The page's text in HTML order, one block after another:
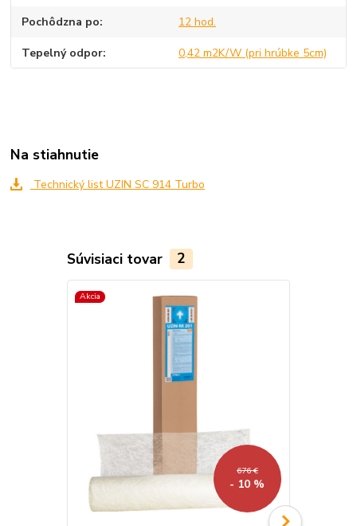
Pochôdzna po 12 hod.
Tepelný odpor 0,42 m2K/W (pri hrúbke 5cm)
Na stiahnutie
Technický list UZIN SC 914 Turbo
Súvisiaci tovar 2
Akcia
676 €
- 10 %